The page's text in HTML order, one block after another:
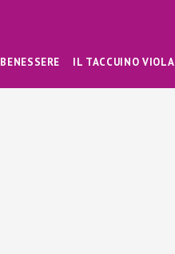
BENESSERE IL TACCUINO VIOLA